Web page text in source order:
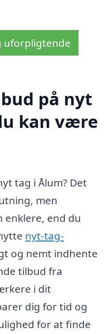
uforpligtende
på nyt
kan være
tag i Ålum? Det
men
enklere, end du
nyt-tag-
og nemt indhente
tilbud fra
i dit
dig for tid og
for at finde